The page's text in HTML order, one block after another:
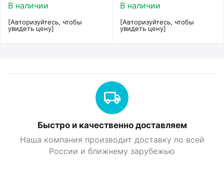
В наличии
[Авторизуйтесь, чтобы
увидеть цену]
В наличии
[Авторизуйтесь, чтобы
увидеть цену]
Быстро и качественно доставляем
Наша компания производит доставку по всей
России и ближнему зарубежью